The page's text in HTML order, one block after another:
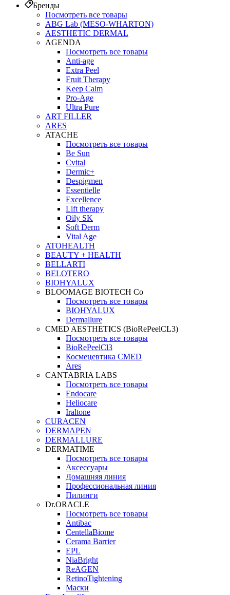
Бренды
Посмотреть все товары
ABG Lab (MESO-WHARTON)
AESTHETIC DERMAL
AGENDA
Посмотреть все товары
Anti-age
Extra Peel
Fruit Therapy
Keep Calm
Pro‑Age
Ultra Pure
ART FILLER
ARES
ATACHE
Посмотреть все товары
Be Sun
Cvital
Dermic+
Despigmen
Essentielle
Excellence
Lift therapy
Oily SK
Soft Derm
Vital Age
ATOHEALTH
BEAUTY + HEALTH
BELLARTI
BELOTERO
BIOHYALUX
BLOOMAGE BIOTECH Co
Посмотреть все товары
BIOHYALUX
Dermallure
CMED AESTHETICS (BioRePeelCL3)
Посмотреть все товары
BioRePeelCl3
Космецевтика CMED
Ares
CANTABRIA LABS
Посмотреть все товары
Endocare
Heliocare
Iraltone
CURACEN
DERMAPEN
DERMALLURE
DERMATIME
Посмотреть все товары
Аксессуары
Домашняя линия
Профессиональная линия
Пилинги
Dr.ORACLE
Посмотреть все товары
Antibac
CentellaBiome
Cerama Barrier
EPL
NiaBright
ReAGEN
RetinoTightening
Маски